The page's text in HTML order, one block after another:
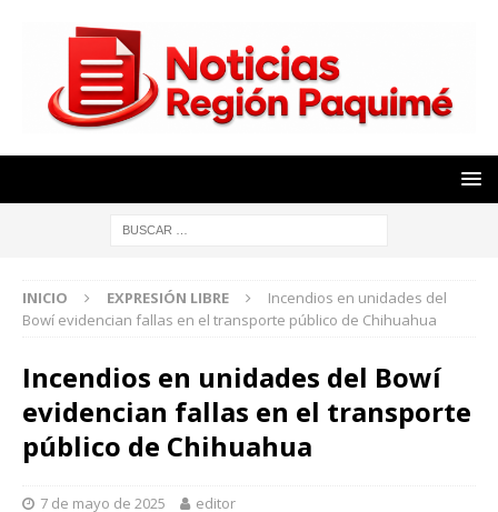
INICIO EXPRESIÓN LIBRE
Incendios en unidades del
Bowí evidencian fallas en el transporte público de Chihuahua
Incendios en unidades del Bowí
evidencian fallas en el transporte
público de Chihuahua
7 de mayo de 2025 editor